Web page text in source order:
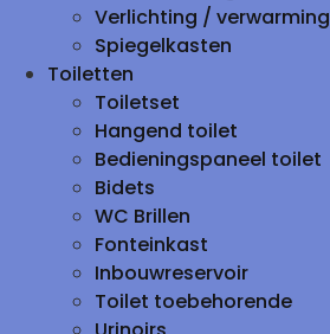
Verlichting / verwarming
Spiegelkasten
Toiletten
Toiletset
Hangend toilet
Bedieningspaneel toilet
Bidets
WC Brillen
Fonteinkast
Inbouwreservoir
Toilet toebehorende